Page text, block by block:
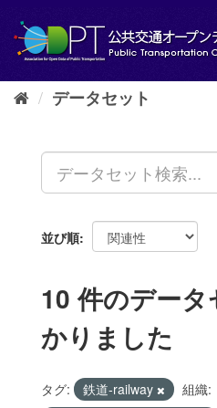
し
データセット
並び順
10 件のデー
かりました
タグ: 鉄道-railway
組織: